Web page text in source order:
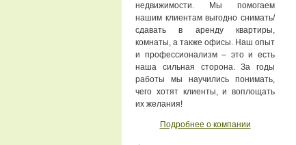
недвижимости. Мы помогаем
нашим клиентам выгодно снимать/
сдавать в аренду квартиры,
комнаты, а также офисы. Наш опыт
и профессионализм – это и есть
наша сильная сторона. За годы
работы мы научились понимать,
чего хотят клиенты, и воплощать
их желания!
Подробнее о компании